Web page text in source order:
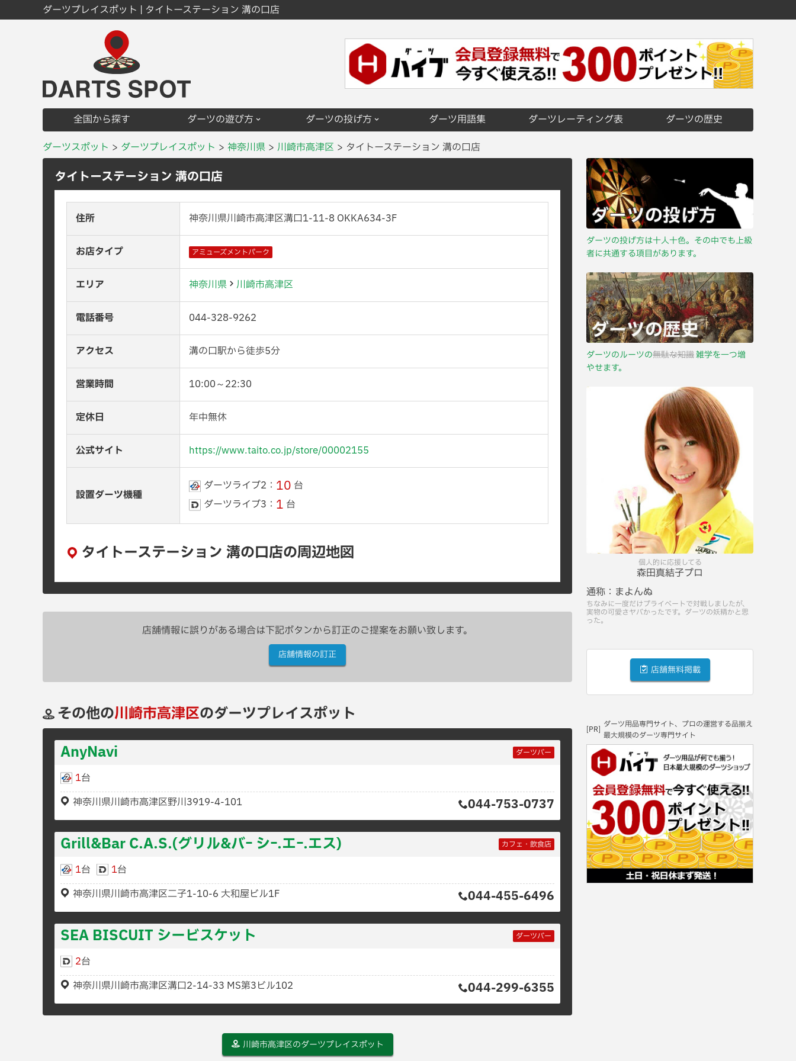
ダーツプレイスポット | タイトーステーション 溝の口店
全国から探す ダーツの遊び方 ダーツの投げ方 ダーツ用語集 ダーツレーティング表
ダーツの歴史
ダーツスポット
ダーツプレイスポット 神奈川県 川崎市高津区 タイトーステーション 溝の口店
タイトーステーション 溝の口店
住所 神奈川県川崎市高津区溝口1-11-8 OKKA634-3F
お店タイプ アミューズメントパーク
エリア 神奈川県 川崎市高津区
電話番号 044-328-9262
アクセス 溝の口駅から徒歩5分
営業時間 10:00～22:30
定休日 年中無休
公式サイト https://www.taito.co.jp/store/00002155
設置ダーツ機種
ダーツライブ2： 10 台
ダーツライブ3： 1 台
タイトーステーション 溝の口店の周辺地図
店舗情報に誤りがある場合は下記ボタンから訂正のご提案をお願い致します。
店舗情報の訂正
その他の川崎市高津区のダーツプレイスポット
AnyNavi
ダーツバー
1台
神奈川県川崎市高津区野川3919-4-101
044-753-0737
Grill&Bar C.A.S.(グリル&バｰ シｰ.エｰ.エス) カフェ・飲食店
1台 1台
神奈川県川崎市高津区二子1-10-6 大和屋ビル1F
044-455-6496
SEA BISCUIT シービスケット ダーツバー
2台
神奈川県川崎市高津区溝口2-14-33 MS第3ビル102
044-299-6355
川崎市高津区のダーツプレイスポット
ダーツの投げ方は十人十色。その中でも上級
者に共通する項目があります。
ダーツのルーツの無駄な知識雑学を一つ増
やせます。
個人的に応援してる
森田真結子プロ
通称： まよんぬ
ちなみに一度だけプライベートで対戦しましたが、
実物の可愛さヤバかったです。ダーツの妖精かと思
った。
店舗無料掲載
[PR]
ダーツ用品専門サイト、プロの運営する品揃え
最大規模のダーツ専門サイト